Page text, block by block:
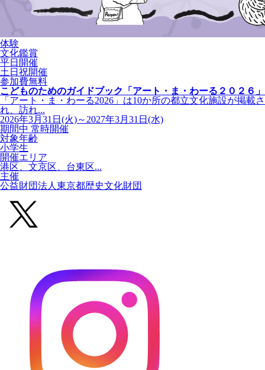
体験
文化鑑賞
平日開催
土日祝開催
参加費無料
こどものためのガイドブック「アート・ま・わーる２０２６」
「アート・ま・わーる2026」は10か所の都立文化施設が掲載さ
れ、訪れ...
2026年3月31日(火)～2027年3月31日(水)
期間中 常時開催
対象年齢
小学生
開催エリア
港区、文京区、台東区...
主催
公益財団法人東京都歴史文化財団